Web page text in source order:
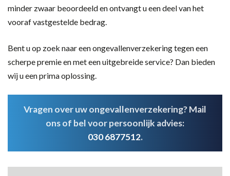
minder zwaar beoordeeld en ontvangt u een deel van het
vooraf vastgestelde bedrag.
Bent u op zoek naar een ongevallenverzekering tegen een
scherpe premie en met een uitgebreide service? Dan bieden
wij u een prima oplossing.
Vragen over uw ongevallenverzekering? Mail
ons of bel voor persoonlijk advies:
030 6877512.